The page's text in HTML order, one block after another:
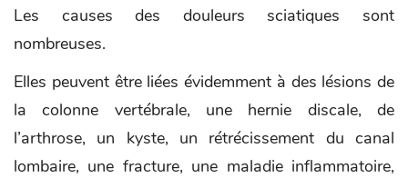
Les causes des douleurs sciatiques sont
nombreuses.
Elles peuvent être liées évidemment à des lésions de
la colonne vertébrale, une hernie discale, de
l’arthrose, un kyste, un rétrécissement du canal
lombaire, une fracture, une maladie inflammatoire,